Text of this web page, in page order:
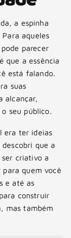
a espinha
aqueles
parecer
que a essência
está falando.
suas
alcançar,
seu público.
era ter ideias
que a
criativo a
quem você
e até as
construir
mas também